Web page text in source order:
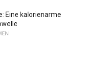
Eine kalorienarme